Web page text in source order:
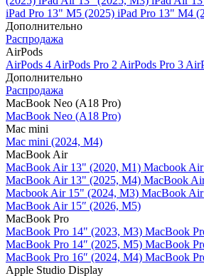
iPad Pro 13" M5 (2025) iPad Pro 13" M4
Дополнительно
Распродажа
AirPods
AirPods 4 AirPods Pro 2 AirPods Pro 3
Дополнительно
Распродажа
MacBook Neo (A18 Pro)
MacBook Neo (A18 Pro)
Mac mini
Mac mini (2024, M4)
MacBook Air
MacBook Air 13" (2020, M1) Macbook
MacBook Air 13" (2025, M4) MacBook
Macbook Air 15" (2024, M3) MacBook
MacBook Air 15″ (2026, M5)
MacBook Pro
MacBook Pro 14" (2023, M3) MacBook
MacBook Pro 14″ (2025, M5) MacBook
MacBook Pro 16″ (2024, M4) MacBook
Apple Studio Display